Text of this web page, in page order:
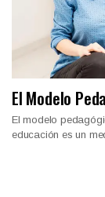
El Modelo
El modelo
educación es un